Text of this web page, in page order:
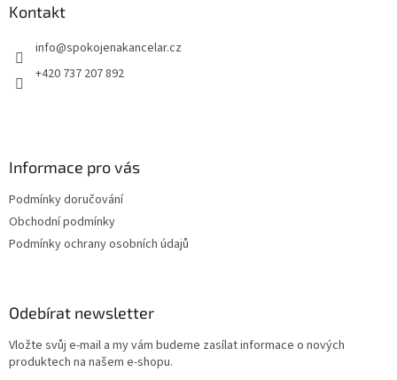
Kontakt
info@spokojenakancelar.cz
+420 737 207 892
Informace pro vás
Podmínky doručování
Obchodní podmínky
Podmínky ochrany osobních údajů
Odebírat newsletter
Vložte svůj e-mail a my vám budeme zasílat informace o nových
produktech na našem e-shopu.